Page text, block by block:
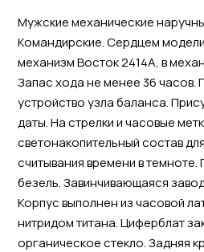
Мужские механические
Командирские. Сердцем
механизм Восток 2414А, в
Запас хода не менее 36 часов.
устройство узла баланса.
даты. На стрелки и часовые
светонакопительный состав
считывания времени в
безель. Завинчивающаяся
Корпус выполнен из часовой
нитридом титана. Циферблат
органическое стекло. Задняя